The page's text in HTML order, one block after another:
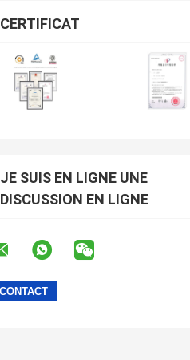
CERTIFICAT
JE SUIS EN LIGNE UNE
DISCUSSION EN LIGNE